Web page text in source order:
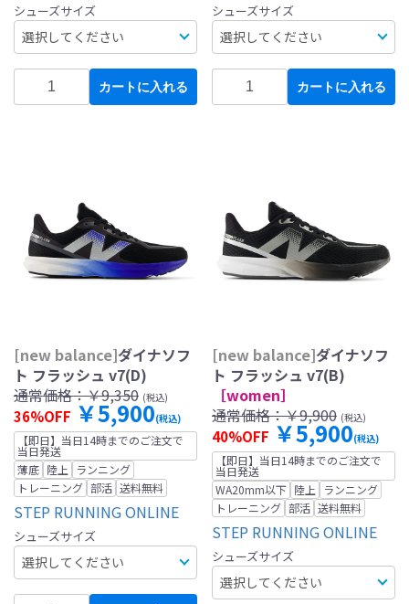
シューズサイズ
カートに入れる
シューズサイズ
カートに入れる
[new balance]ダイナソフ
ト フラッシュ v7(D)
通常価格：￥9,350 (税込)
36%OFF ￥5,900(税込)
【即日】当日14時までのご注文で
当日発送
薄底 陸上
ランニング
トレーニング 部活 送料無料
STEP RUNNING ONLINE
シューズサイズ
[new balance]ダイナソフ
ト フラッシュ v7(B)
［women］
通常価格：￥9,900 (税込)
40%OFF ￥5,900(税込)
【即日】当日14時までのご注文で
当日発送
WA20mm以下 陸上
ランニング
トレーニング 部活 送料無料
STEP RUNNING ONLINE
シューズサイズ